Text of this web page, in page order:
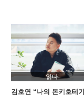
읽다
김호연 “나의 돈키호테